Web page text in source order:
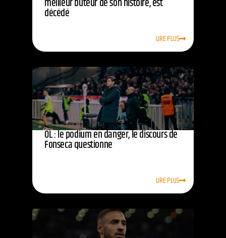
meilleur buteur de son histoire, est
décédé
LIRE PLUS
OL : le podium en danger, le discours de
Fonseca questionne
LIRE PLUS